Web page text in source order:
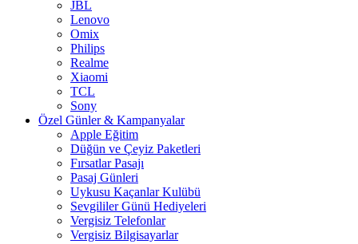
JBL
Lenovo
Omix
Philips
Realme
Xiaomi
TCL
Sony
Özel Günler & Kampanyalar
Apple Eğitim
Düğün ve Çeyiz Paketleri
Fırsatlar Pasajı
Pasaj Günleri
Uykusu Kaçanlar Kulübü
Sevgililer Günü Hediyeleri
Vergisiz Telefonlar
Vergisiz Bilgisayarlar